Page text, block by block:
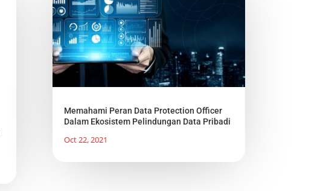
Memahami Peran Data Protection Officer
Dalam Ekosistem Pelindungan Data Pribadi
Oct 22, 2021